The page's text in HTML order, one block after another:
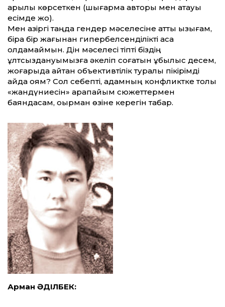
арқылы көрсеткен (шығарма авторы мен атауы
есімде жоқ).
Мен қазіргі таңда гендер мәселесіне қатты қызығам,
бірақ бір жағынан гипербелсенділікті аса
қолдамаймын. Дін мәселесі тіпті біздің
ұлтсыздануымызға әкеліп соғатын құбылыс десем,
жоғарыда айтқан объективтілік туралы пікірімді
қайда қоям? Сол себепті, адамның конфликтке толы
«жандүниесін» қарапайым сюжеттермен
баяндасам, оқырман өзіне керегін табар.
Арман ӘДІЛБЕК: